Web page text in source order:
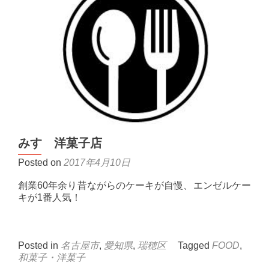
みすゞ洋菓子店
Posted on 2017年4月10日
創業60年余り昔ながらのケーキが自慢、エンゼルケー
キが1番人気！
Posted in 名古屋市, 愛知県, 瑞穂区 Tagged FOOD,
和菓子・洋菓子